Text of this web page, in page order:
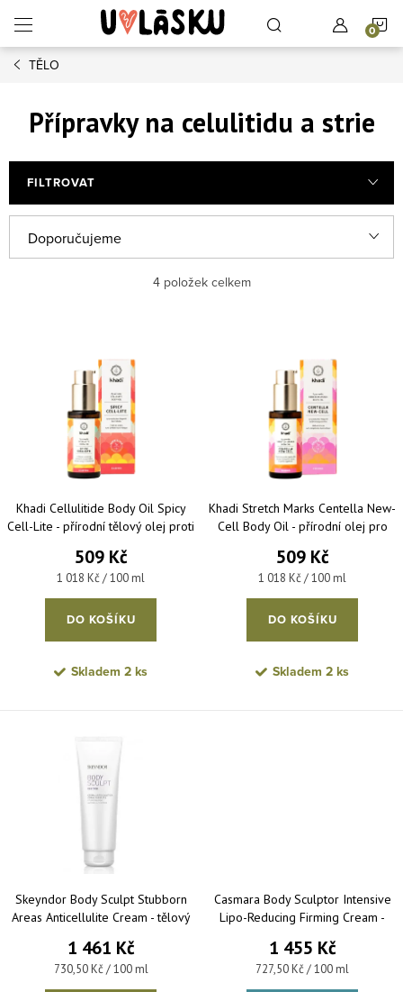
TĚLO
Přípravky na celulitidu a strie
FILTROVAT
Řazení produktů
Doporučujeme
Nejprodávanější
Abecedně
4položek celkem
Khadi Cellulitide Body Oil Spicy
Cell-Lite - přírodní tělový olej proti
509 Kč
Měrná cena:
1 018 Kč / 100 ml
DO KOŠÍKU
Skladem 2 ks
Khadi Stretch Marks Centella New-
Cell Body Oil - přírodní olej pro
ml
509 Kč
Měrná cena:
1 018 Kč / 100 ml
DO KOŠÍKU
Skladem 2 ks
Skeyndor Body Sculpt Stubborn
Areas Anticellulite Cream - tělový
zóny 200 ml
1 461 Kč
Měrná cena:
730,50 Kč / 100 ml
Casmara Body Sculptor Intensive
Lipo-Reducing Firming Cream -
200 ml
1 455 Kč
Měrná cena:
727,50 Kč / 100 ml